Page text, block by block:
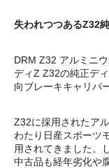
失われつつあるZ32
DRM Z32 アルミニ
ディZ Z32の純正デ
向ブレーキキャリパ
Z32に採用されたア
わたり日産スポーツ
用されてきました。
中古品も経年劣化や